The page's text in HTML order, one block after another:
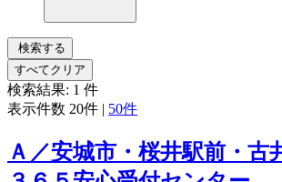
検索する
すべてクリア
検索結果: 1 件
表示件数 20件 | 50件
Ａ／安城市・桜井駅前・